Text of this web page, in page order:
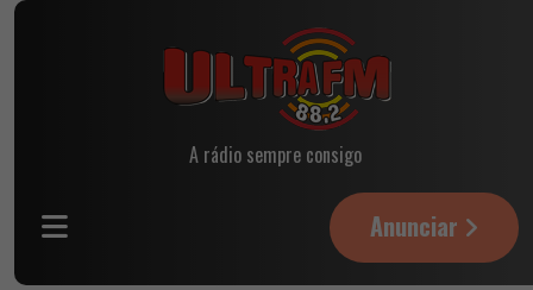
A rádio sempre consigo
Anunciar